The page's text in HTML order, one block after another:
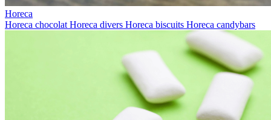
Horeca
Horeca chocolat Horeca divers Horeca biscuits Horeca candybars